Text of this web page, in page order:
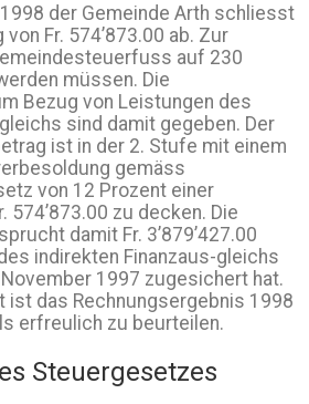
der Gemeinde Arth schliesst
Fr. 574’873.00 ab. Zur
auf 230
müssen. Die
Bezug von Leistungen des
sind damit gegeben. Der
ist in der 2. Stufe mit einem
gemäss
von 12 Prozent einer
574’873.00 zu decken. Die
damit Fr. 3’879’427.00
indirekten Finanzaus-gleichs
1997 zugesichert hat.
ist das Rechnungsergebnis 1998
erfreulich zu beurteilen.
Steuergesetzes